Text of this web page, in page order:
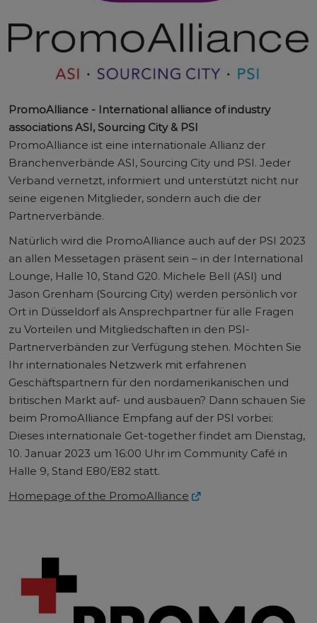
PromoAlliance - International alliance of industry
associations ASI, Sourcing City & PSI
PromoAlliance ist eine internationale Allianz der
Branchenverbände ASI, Sourcing City und PSI. Jeder
Verband vernetzt, informiert und unterstützt nicht nur
seine eigenen Mitglieder, sondern auch die der
Partnerverbände.
Natürlich wird die PromoAlliance auch auf der PSI 2023
an allen Messetagen präsent sein – in der International
Lounge, Halle 10, Stand G20. Michele Bell (ASI) und
Jason Grenham (Sourcing City) werden persönlich vor
Ort in Düsseldorf als Ansprechpartner für alle Fragen
zu Vorteilen und Mitgliedschaften in den PSI-
Partnerverbänden zur Verfügung stehen. Möchten Sie
Ihr internationales Netzwerk mit erfahrenen
Geschäftspartnern für den nordamerikanischen und
britischen Markt auf- und ausbauen? Dann schauen Sie
beim PromoAlliance Empfang auf der PSI vorbei:
Dieses internationale Get-together findet am Dienstag,
10. Januar 2023 um 16:00 Uhr im Community Café in
Halle 9, Stand E80/E82 statt.
Homepage of the PromoAlliance